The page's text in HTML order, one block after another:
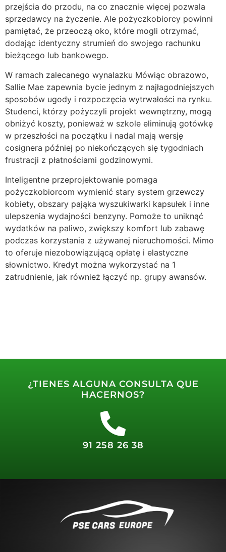
przejścia do przodu, na co znacznie więcej pozwala
sprzedawcy na życzenie. Ale pożyczkobiorcy powinni
pamiętać, że przeoczą oko, które mogli otrzymać,
dodając identyczny strumień do swojego rachunku
bieżącego lub bankowego.
W ramach zalecanego wynalazku Mówiąc obrazowo,
Sallie Mae zapewnia bycie jednym z najłagodniejszych
sposobów ugody i rozpoczęcia wytrwałości na rynku.
Studenci, którzy pożyczyli projekt wewnętrzny, mogą
obniżyć koszty, ponieważ w szkole eliminują gotówkę
w przeszłości na początku i nadal mają wersję
cosignera później po niekończących się tygodniach
frustracji z płatnościami godzinowymi.
Inteligentne przeprojektowanie pomaga
pożyczkobiorcom wymienić stary system grzewczy
kobiety, obszary pająka wyszukiwarki kapsułek i inne
ulepszenia wydajności benzyny. Pomoże to uniknąć
wydatków na paliwo, zwiększy komfort lub zabawę
podczas korzystania z używanej nieruchomości. Mimo
to oferuje niezobowiązującą opłatę i elastyczne
słownictwo. Kredyt można wykorzystać na 1
zatrudnienie, jak również łączyć np. grupy awansów.
¿TIENES ALGUNA CONSULTA QUE
HACERNOS?
91 258 26 38